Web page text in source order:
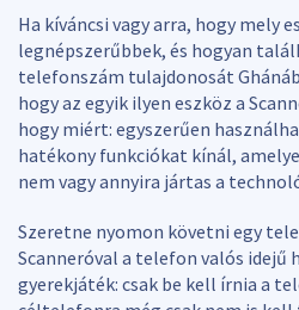
Ha kíváncsi vagy arra, hogy mely
legnépszerűbbek, és hogyan
telefonszám tulajdonosát
hogy az egyik ilyen eszköz a
hogy miért: egyszerűen
hatékony funkciókat kínál,
nem vagy annyira jártas a
Szeretne nyomon követni egy
Scanneróval a telefon valós idejű
gyerekjáték: csak be kell írnia a